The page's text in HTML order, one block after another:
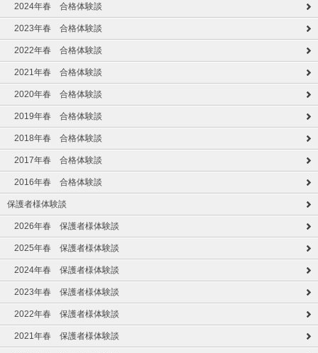
2024年春 合格体験談
2023年春 合格体験談
2022年春 合格体験談
2021年春 合格体験談
2020年春 合格体験談
2019年春 合格体験談
2018年春 合格体験談
2017年春 合格体験談
2016年春 合格体験談
保護者様体験談
2026年春 保護者様体験談
2025年春 保護者様体験談
2024年春 保護者様体験談
2023年春 保護者様体験談
2022年春 保護者様体験談
2021年春 保護者様体験談